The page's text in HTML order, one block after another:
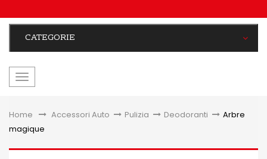
CATEGORIE
navigazione
Home &gt;Accessori Auto > Pulizia > Deodoranti > Arbre
magique